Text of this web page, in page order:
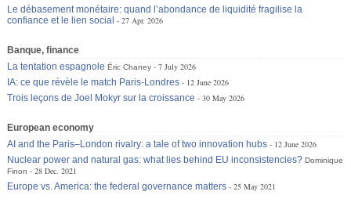
Le débasement monétaire: quand l’abondance de liquidité fragilise la
confiance et le lien social
27 Apr. 2026
Banque, finance
La tentation espagnole Éric Chaney
7 July 2026
IA: ce que révèle le match Paris-Londres
12 June 2026
Trois leçons de Joel Mokyr sur la croissance
30 May 2026
European economy
AI and the Paris–London rivalry: a tale of two innovation hubs
12 June 2026
Nuclear power and natural gas: what lies behind EU inconsistencies? Dominique
Finon
28 Dec. 2021
Europe vs. America: the federal governance matters
25 May 2021